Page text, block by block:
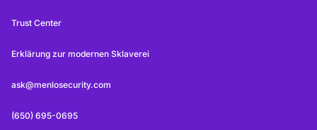
Trust Center
Erklärung zur modernen Sklaverei
ask@menlosecurity.com
(650) 695-0695